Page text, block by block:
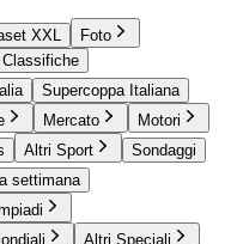
XXL
Foto
Supercoppa Italiana
Mercato
Motori
Altri Sport
Sondaggi
settimana
Altri Speciali